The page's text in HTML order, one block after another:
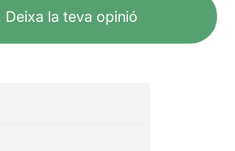
Deixa la teva opinió